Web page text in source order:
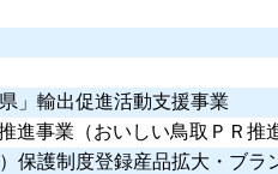
」輸出促進活動支援事業
進事業（おいしい鳥取ＰＲ推
保護制度登録産品拡大・ブラ